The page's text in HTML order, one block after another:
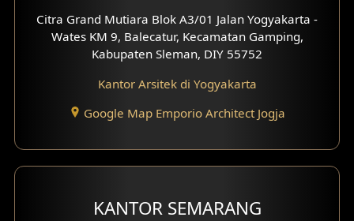
Desain Rumah Scandinavian
Desain Rumah Tradisional
Desain Rumah Santorini
Desain Void
Desain Toilet Tamu
Citra Grand Mutiara Blok A3/01 Jalan Yogyakarta -
Wates KM 9, Balecatur, Kecamatan Gamping,
Kabupaten Sleman, DIY 55752
Kantor Arsitek di Yogyakarta
Google Map Emporio Architect Jogja
KANTOR SEMARANG